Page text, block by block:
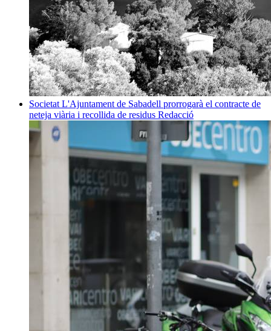
Societat L'Ajuntament de Sabadell prorrogarà el contracte de
neteja viària i recollida de residus Redacció